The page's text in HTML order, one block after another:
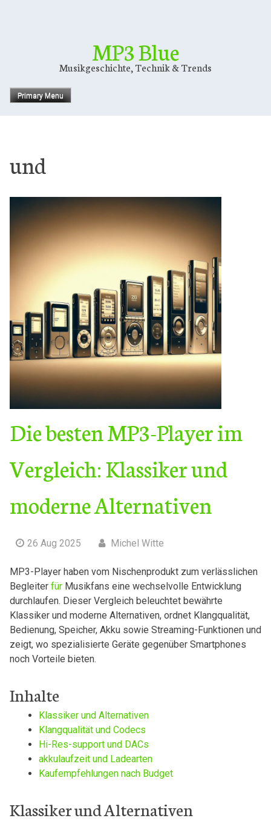
MP3 Blue
Musikgeschichte, Technik & Trends
Primary Menu
und
Die besten MP3-Player im
Vergleich: Klassiker und
moderne Alternativen
26 Aug 2025 Michel Witte
MP3-Player haben vom Nischenprodukt zum verlässlichen
Begleiter fürMusikfans eine ⁣wechselvolle Entwicklung
durchlaufen. Dieser Vergleich beleuchtet bewährte
Klassiker und moderne Alternativen, ordnet Klangqualität,
Bedienung, Speicher, Akku sowie Streaming-Funktionen und
zeigt, wo spezialisierte Geräte gegenüber Smartphones
noch Vorteile bieten.
Inhalte
Klassiker und⁣ Alternativen
Klangqualität und Codecs
Hi-Res-support und DACs
akkulaufzeit und Ladearten
Kaufempfehlungen nach Budget
Klassiker und Alternativen